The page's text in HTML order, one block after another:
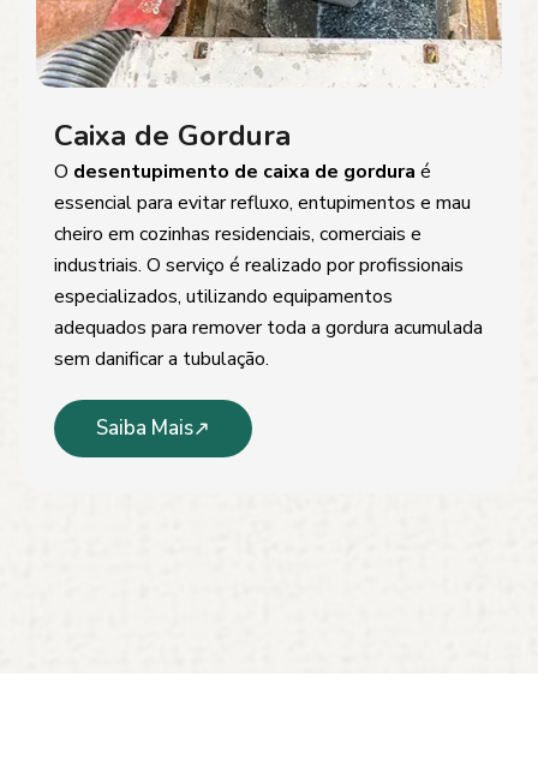
Caixa de Gordura
O desentupimento de caixa de gordura é
essencial para evitar refluxo, entupimentos e mau
cheiro em cozinhas residenciais, comerciais e
industriais. O serviço é realizado por profissionais
especializados, utilizando equipamentos
adequados para remover toda a gordura acumulada
sem danificar a tubulação.
Saiba Mais